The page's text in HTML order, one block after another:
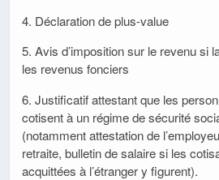
4. Déclaration de plus-value
5. Avis d’imposition sur le revenu si
les revenus fonciers
6. Justificatif attestant que les
cotisent à un régime de sécurité
(notamment attestation de
retraite, bulletin de salaire si les
acquittées à l’étranger y figurent).